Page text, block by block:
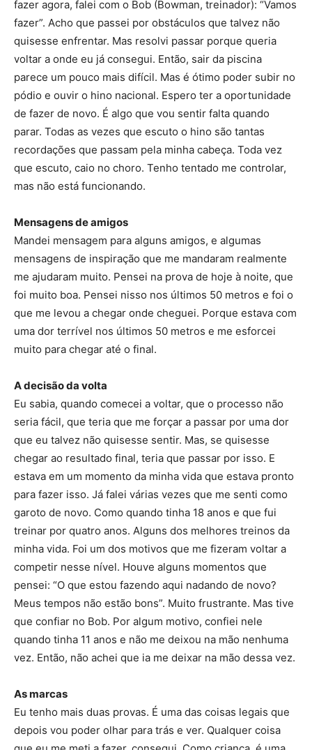
fazer agora, falei com o Bob (Bowman, treinador): “Vamos
fazer”. Acho que passei por obstáculos que talvez não
quisesse enfrentar. Mas resolvi passar porque queria
voltar a onde eu já consegui. Então, sair da piscina
parece um pouco mais difícil. Mas é ótimo poder subir no
pódio e ouvir o hino nacional. Espero ter a oportunidade
de fazer de novo. É algo que vou sentir falta quando
parar. Todas as vezes que escuto o hino são tantas
recordações que passam pela minha cabeça. Toda vez
que escuto, caio no choro. Tenho tentado me controlar,
mas não está funcionando.
Mensagens de amigos
Mandei mensagem para alguns amigos, e algumas
mensagens de inspiração que me mandaram realmente
me ajudaram muito. Pensei na prova de hoje à noite, que
foi muito boa. Pensei nisso nos últimos 50 metros e foi o
que me levou a chegar onde cheguei. Porque estava com
uma dor terrível nos últimos 50 metros e me esforcei
muito para chegar até o final.
A decisão da volta
Eu sabia, quando comecei a voltar, que o processo não
seria fácil, que teria que me forçar a passar por uma dor
que eu talvez não quisesse sentir. Mas, se quisesse
chegar ao resultado final, teria que passar por isso. E
estava em um momento da minha vida que estava pronto
para fazer isso. Já falei várias vezes que me senti como
garoto de novo. Como quando tinha 18 anos e que fui
treinar por quatro anos. Alguns dos melhores treinos da
minha vida. Foi um dos motivos que me fizeram voltar a
competir nesse nível. Houve alguns momentos que
pensei: “O que estou fazendo aqui nadando de novo?
Meus tempos não estão bons”. Muito frustrante. Mas tive
que confiar no Bob. Por algum motivo, confiei nele
quando tinha 11 anos e não me deixou na mão nenhuma
vez. Então, não achei que ia me deixar na mão dessa vez.
As marcas
Eu tenho mais duas provas. É uma das coisas legais que
depois vou poder olhar para trás e ver. Qualquer coisa